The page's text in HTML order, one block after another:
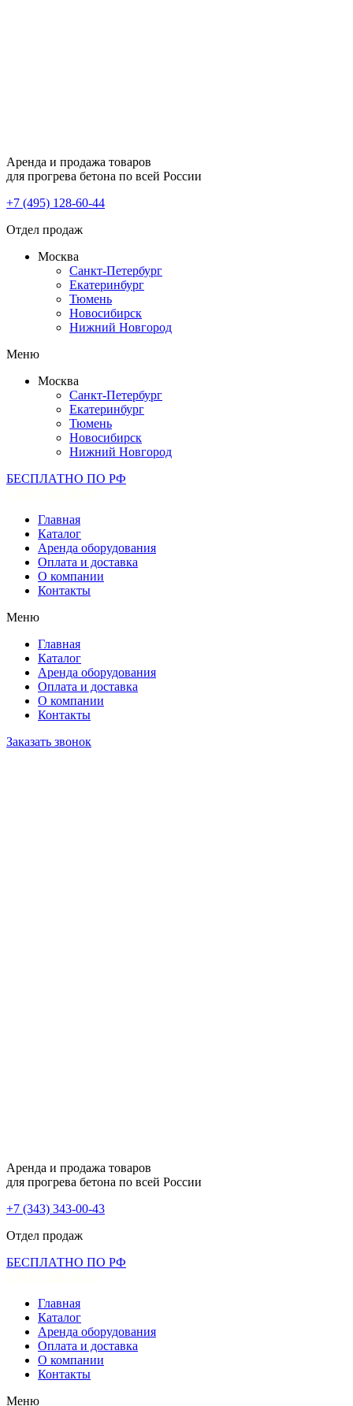
Аренда и продажа товаров
для прогрева бетона по всей России
+7 (495) 128-60-44
Отдел продаж
Москва
Санкт-Петербург
Екатеринбург
Тюмень
Новосибирск
Нижний Новгород
Меню
Москва
Санкт-Петербург
Екатеринбург
Тюмень
Новосибирск
Нижний Новгород
БЕСПЛАТНО ПО РФ
Главная
Каталог
Аренда оборудования
Оплата и доставка
О компании
Контакты
Меню
Главная
Каталог
Аренда оборудования
Оплата и доставка
О компании
Контакты
Заказать звонок
Аренда и продажа товаров
для прогрева бетона по всей России
+7 (343) 343-00-43
Отдел продаж
БЕСПЛАТНО ПО РФ
Главная
Каталог
Аренда оборудования
Оплата и доставка
О компании
Контакты
Меню